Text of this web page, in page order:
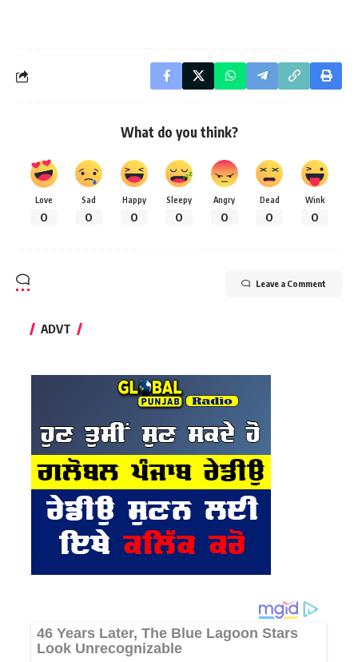
What do you think?
Love
0
Sad
0
Happy
0
Sleepy
0
Angry
0
Dead
0
Wink
0
Leave a Comment
ADVT